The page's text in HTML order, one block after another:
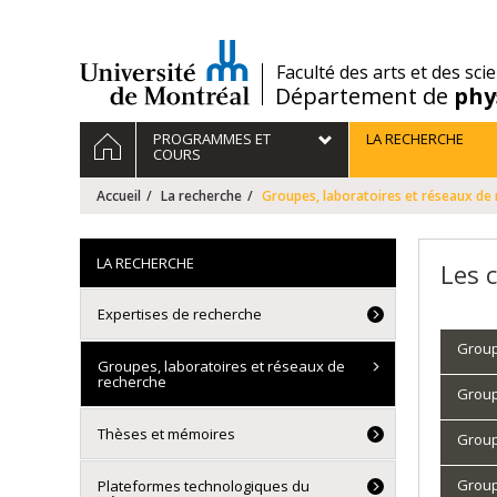
/Faculté des arts et des
Département de
Navigation
principale
ACCUEILPROGRAMMES ET
COURS
LA RECHERCHE
Accueil La recherche Groupes, laboratoires et réseaux de
Les
LA RECHERCHE
Expertises de recherche
Groupes, laboratoires et réseaux de
recherche
Thèses et mémoires
Plateformes technologiques du